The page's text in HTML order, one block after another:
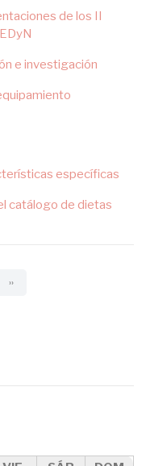
de los II
e investigación
específicas
catálogo de dietas
Siguiente
››